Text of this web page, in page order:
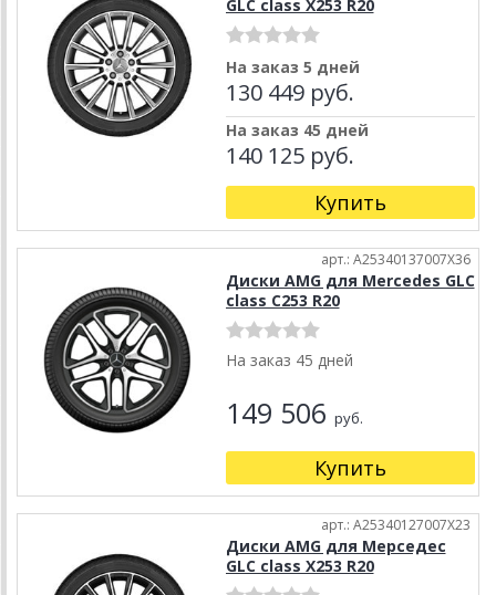
GLC class X253 R20
На заказ 5 дней
130 449 руб.
На заказ 45 дней
140 125 руб.
Купить
арт.: A25340137007X36
Диски AMG для Mercedes GLC
class C253 R20
На заказ 45 дней
149 506 руб.
Купить
арт.: A25340127007X23
Диски AMG для Мерседес
GLC class X253 R20